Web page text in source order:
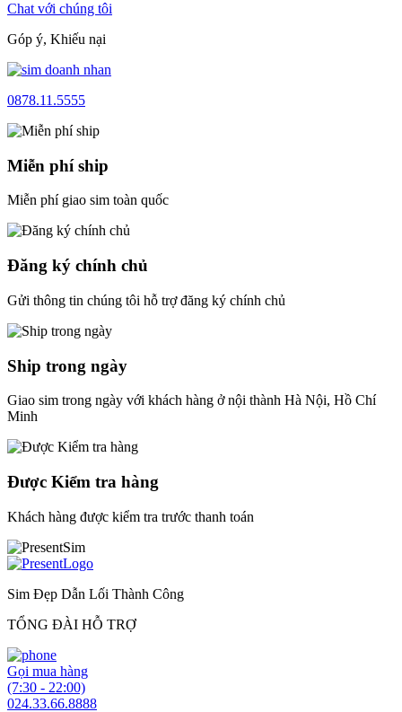
Chat với chúng tôi
Góp ý, Khiếu nại
0878.11.5555
Miễn phí ship
Miễn phí giao sim toàn quốc
Đăng ký chính chủ
Gửi thông tin chúng tôi hỗ trợ đăng ký chính chủ
Ship trong ngày
Giao sim trong ngày với khách hàng ở nội thành Hà Nội, Hồ Chí
Minh
Được Kiểm tra hàng
Khách hàng được kiểm tra trước thanh toán
Sim Đẹp Dẫn Lối Thành Công
TỔNG ĐÀI HỖ TRỢ
Gọi mua hàng
(7:30 - 22:00)
024.33.66.8888